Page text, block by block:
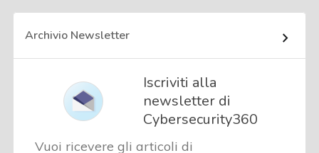
Archivio Newsletter
Iscriviti alla
newsletter di
Cybersecurity360
Vuoi ricevere gli articoli di